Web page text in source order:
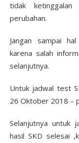
tidak
perubahan.
Jangan sampai
karena salah
selanjutnya.
Untuk jadwal test
26 Oktober 2018 –
Selanjutnya untuk
hasil SKD selesai